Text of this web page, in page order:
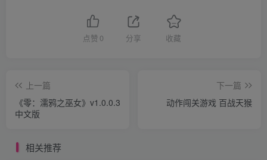
点赞 0 分享 收藏
上一篇
《零：濡鸦之巫女》v1.0.0.3
中文版
下一篇
动作闯关游戏 百战天猴
相关推荐